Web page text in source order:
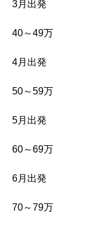
3月出発
40～49万
4月出発
50～59万
5月出発
60～69万
6月出発
70～79万